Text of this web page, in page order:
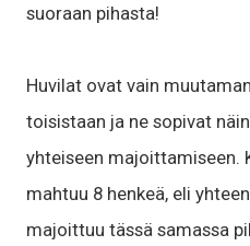
suoraan pihasta!
Huvilat ovat vain
toisistaan ja ne sopivat
yhteiseen majoittamiseen.
mahtuu 8 henkeä, eli
majoittuu tässä samassa